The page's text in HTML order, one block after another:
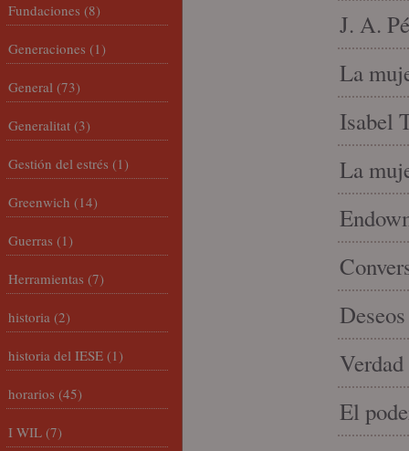
J. A.
La
Isabel
La
El
Fundaciones (8)
Generaciones (1)
General (73)
Generalitat (3)
Gestión del estrés (1)
Greenwich (14)
Guerras (1)
Herramientas (7)
historia (2)
historia del IESE (1)
horarios (45)
I WIL (7)